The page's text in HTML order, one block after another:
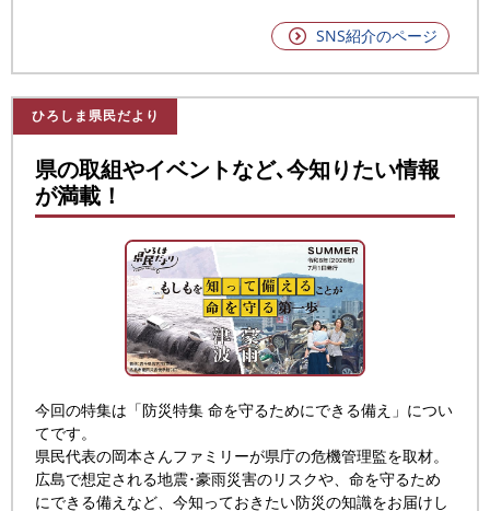
SNS紹介のページ
ひろしま県民だより
県の取組やイベントなど､今知りたい情報
が満載！
今回の特集は「防災特集 命を守るためにできる備え」につい
てです。
県民代表の岡本さんファミリーが県庁の危機管理監を取材。
広島で想定される地震･豪雨災害のリスクや、命を守るため
にできる備えなど、今知っておきたい防災の知識をお届けし